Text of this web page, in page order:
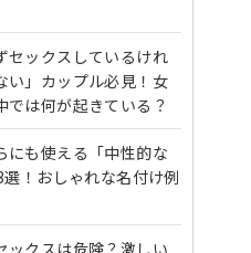
セックスしているけれ
い」カップル必見！女
では何が起きている？
にも使える「中性的な
！おしゃれな名付け例
ックスは危険？激しい